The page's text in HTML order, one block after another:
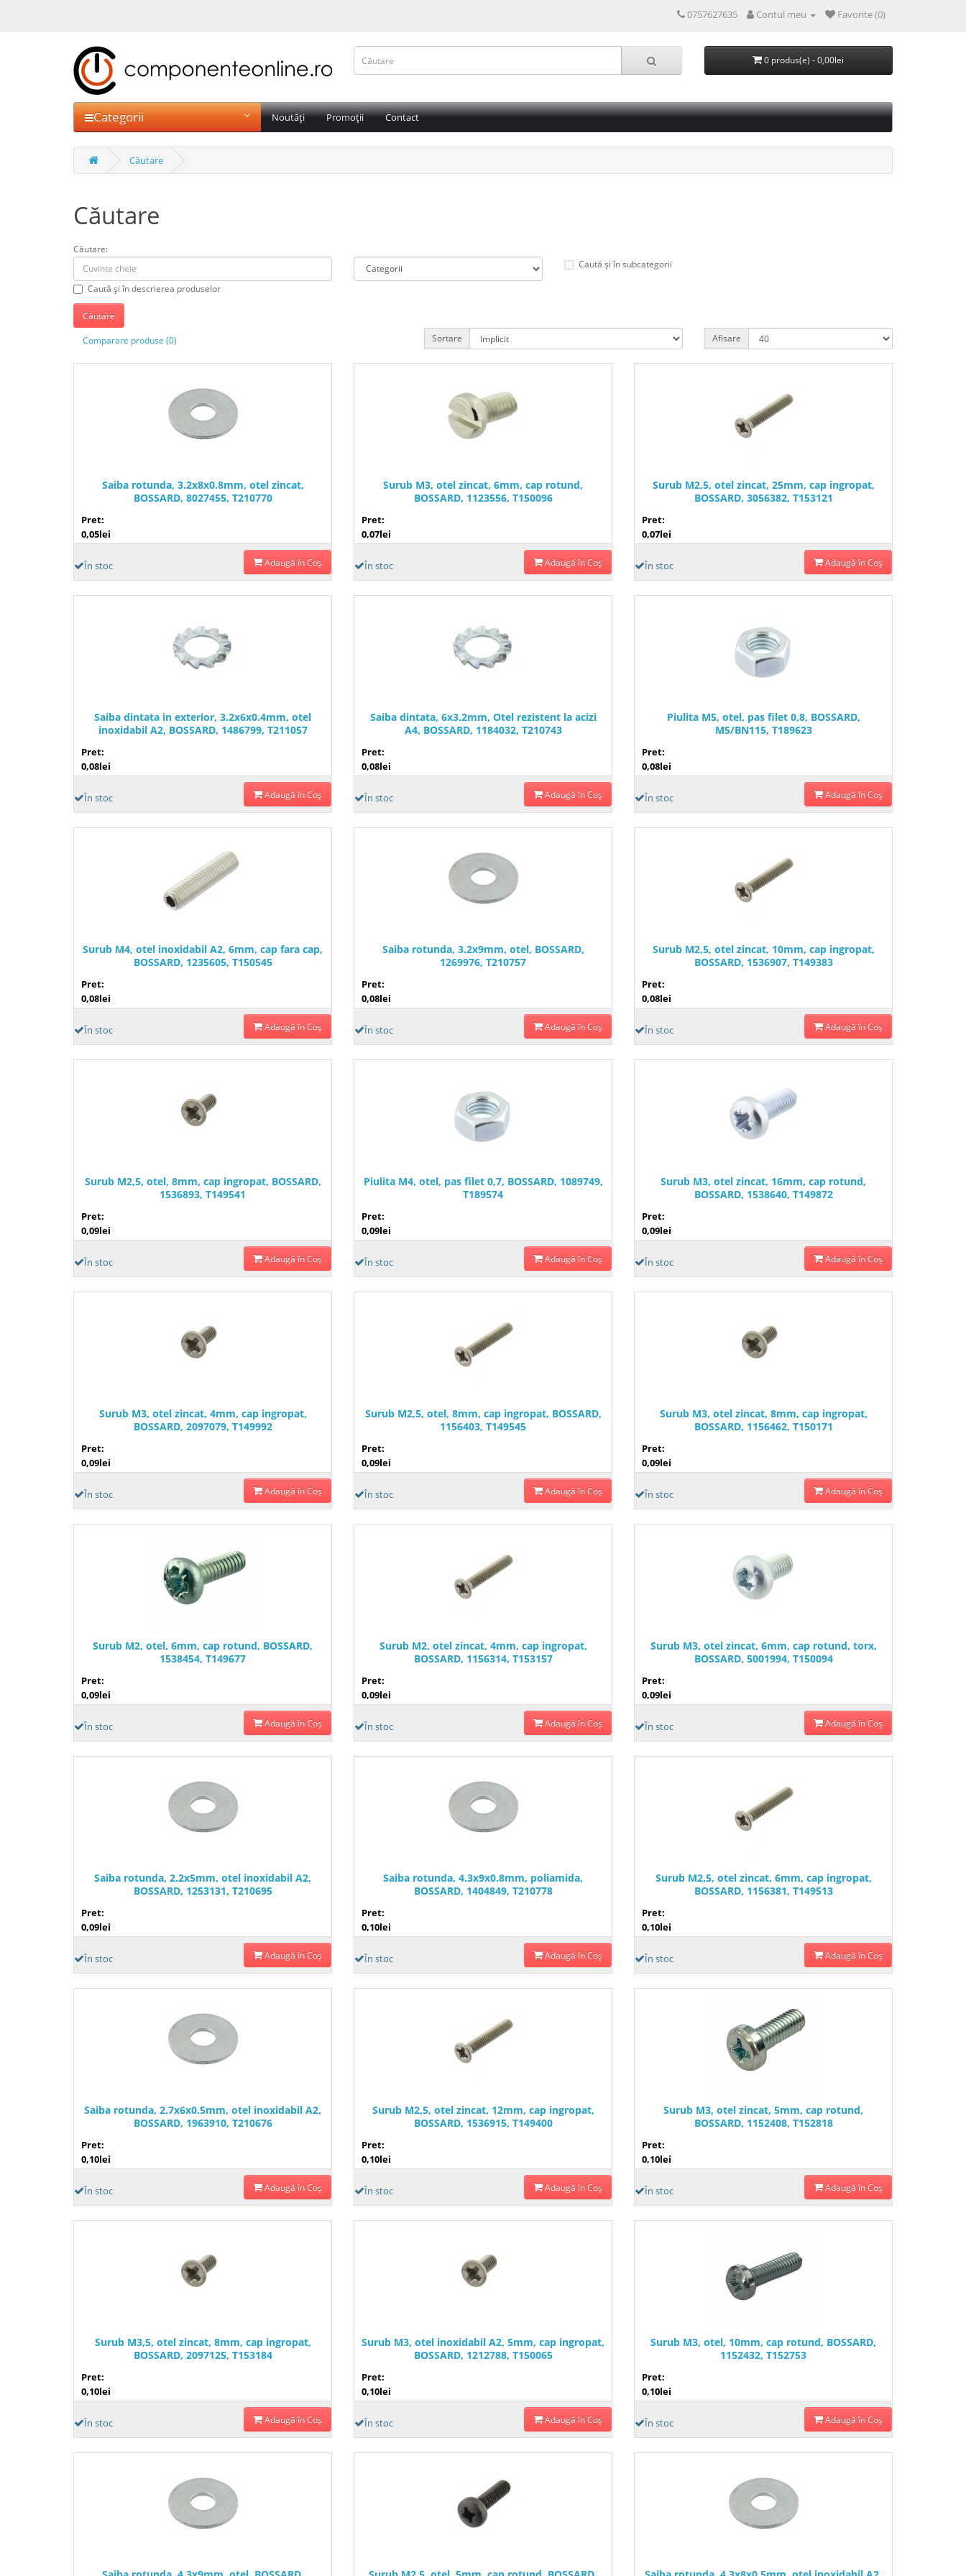
0757627635 Contul meu Favorite (0)
0 produs(e) - 0,00lei
Categorii Noutăți Promoții Contact
Căutare
Căutare
Căutare:
Caută și în subcategorii
Caută și în descrierea produselor
Comparare produse (0) Sortare Afisare
Saiba rotunda, 3.2x8x0.8mm, otel zincat,
BOSSARD, 8027455, T210770
Pret:
0,05lei
În stoc Adaugă în Coş
Surub M3, otel zincat, 6mm, cap rotund,
BOSSARD, 1123556, T150096
Pret:
0,07lei
În stoc Adaugă în Coş
Surub M2,5, otel zincat, 25mm, cap ingropat,
BOSSARD, 3056382, T153121
Pret:
0,07lei
În stoc Adaugă în Coş
Saiba dintata in exterior, 3.2x6x0.4mm, otel
inoxidabil A2, BOSSARD, 1486799, T211057
Pret:
0,08lei
În stoc Adaugă în Coş
Saiba dintata, 6x3.2mm, Otel rezistent la acizi
A4, BOSSARD, 1184032, T210743
Pret:
0,08lei
În stoc Adaugă în Coş
Piulita M5, otel, pas filet 0,8, BOSSARD,
M5/BN115, T189623
Pret:
0,08lei
În stoc Adaugă în Coş
Surub M4, otel inoxidabil A2, 6mm, cap fara cap,
BOSSARD, 1235605, T150545
Pret:
0,08lei
În stoc Adaugă în Coş
Saiba rotunda, 3.2x9mm, otel, BOSSARD,
1269976, T210757
Pret:
0,08lei
În stoc Adaugă în Coş
Surub M2,5, otel zincat, 10mm, cap ingropat,
BOSSARD, 1536907, T149383
Pret:
0,08lei
În stoc Adaugă în Coş
Surub M2,5, otel, 8mm, cap ingropat, BOSSARD,
1536893, T149541
Pret:
0,09lei
În stoc Adaugă în Coş
Piulita M4, otel, pas filet 0,7, BOSSARD, 1089749,
T189574
Pret:
0,09lei
În stoc Adaugă în Coş
Surub M3, otel zincat, 16mm, cap rotund,
BOSSARD, 1538640, T149872
Pret:
0,09lei
În stoc Adaugă în Coş
Surub M3, otel zincat, 4mm, cap ingropat,
BOSSARD, 2097079, T149992
Pret:
0,09lei
În stoc Adaugă în Coş
Surub M2,5, otel, 8mm, cap ingropat, BOSSARD,
1156403, T149545
Pret:
0,09lei
În stoc Adaugă în Coş
Surub M3, otel zincat, 8mm, cap ingropat,
BOSSARD, 1156462, T150171
Pret:
0,09lei
În stoc Adaugă în Coş
Surub M2, otel, 6mm, cap rotund, BOSSARD,
1538454, T149677
Pret:
0,09lei
În stoc Adaugă în Coş
Surub M2, otel zincat, 4mm, cap ingropat,
BOSSARD, 1156314, T153157
Pret:
0,09lei
În stoc Adaugă în Coş
Surub M3, otel zincat, 6mm, cap rotund, torx,
BOSSARD, 5001994, T150094
Pret:
0,09lei
În stoc Adaugă în Coş
Saiba rotunda, 2.2x5mm, otel inoxidabil A2,
BOSSARD, 1253131, T210695
Pret:
0,09lei
În stoc Adaugă în Coş
Saiba rotunda, 4.3x9x0.8mm, poliamida,
BOSSARD, 1404849, T210778
Pret:
0,10lei
În stoc Adaugă în Coş
Surub M2,5, otel zincat, 6mm, cap ingropat,
BOSSARD, 1156381, T149513
Pret:
0,10lei
În stoc Adaugă în Coş
Saiba rotunda, 2.7x6x0.5mm, otel inoxidabil A2,
BOSSARD, 1963910, T210676
Pret:
0,10lei
În stoc Adaugă în Coş
Surub M2,5, otel zincat, 12mm, cap ingropat,
BOSSARD, 1536915, T149400
Pret:
0,10lei
În stoc Adaugă în Coş
Surub M3, otel zincat, 5mm, cap rotund,
BOSSARD, 1152408, T152818
Pret:
0,10lei
În stoc Adaugă în Coş
Surub M3,5, otel zincat, 8mm, cap ingropat,
BOSSARD, 2097125, T153184
Pret:
0,10lei
În stoc Adaugă în Coş
Surub M3, otel inoxidabil A2, 5mm, cap ingropat,
BOSSARD, 1212788, T150065
Pret:
0,10lei
În stoc Adaugă în Coş
Surub M3, otel, 10mm, cap rotund, BOSSARD,
1152432, T152753
Pret:
0,10lei
În stoc Adaugă în Coş